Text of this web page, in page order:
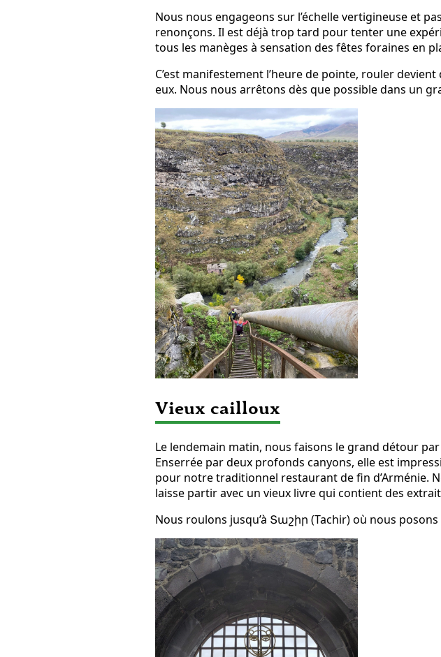
Nous nous engageons sur l’échelle vertigineuse et
renonçons. Il est déjà trop tard pour tenter une
tous les manèges à sensation des fêtes foraines en
C’est manifestement l’heure de pointe, rouler
eux. Nous nous arrêtons dès que possible dans un
Vieux cailloux
Le lendemain matin, nous faisons le grand détour
Enserrée par deux profonds canyons, elle est
pour notre traditionnel restaurant de fin d’Arménie.
laisse partir avec un vieux livre qui contient des
Nous roulons jusqu’à Տաշիր (Tachir) où nous